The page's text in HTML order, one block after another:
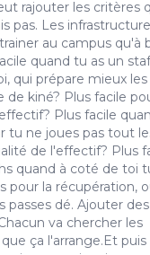
rajouter les critères
pas. Les
au campus qu'à
quand tu as un
qui prépare mieux les
kiné? Plus facile
Plus facile
tu ne joues pas tout
de l'effectif? Plus
quand à coté de toi
pour la récupération,
passes dé. Ajouter des
va chercher les
ça l'arrange.Et puis